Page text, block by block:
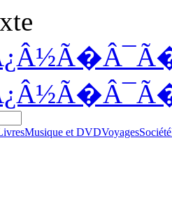
Musique et DVDVoyagesSociété